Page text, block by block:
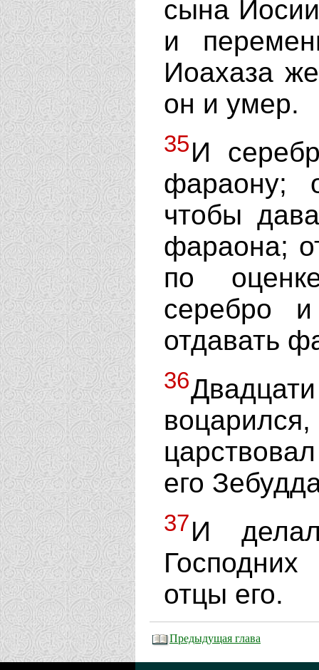
сына
и
Иоахаза
он и умер.
35И
фараону;
чтобы
фараона;
по
серебро
отдавать
36
его
37И
отцы его.
Предыдущая глава